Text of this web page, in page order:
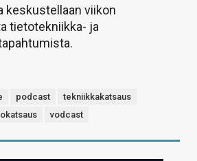
keskustellaan viikon
tietotekniikka- ja
podcast
tekniikkakatsaus
vodcast